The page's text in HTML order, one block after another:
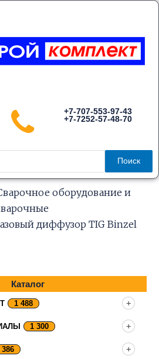
+7-707-553-97-43
+7-7252-57-48-70
Поиск
оборудование и
диффузор TIG Binzel
Каталог
1 488
1 300
386